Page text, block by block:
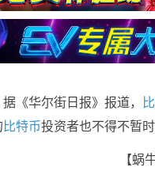
据《华尔街日报》报道，
比特币投资者也不得不暂